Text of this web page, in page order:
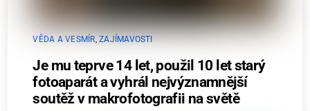
VĚDA A VESMÍR,ZAJÍMAVOSTI
Je mu teprve 14 let, použil 10 let starý
fotoaparát a vyhrál nejvýznamnější
soutěž v makrofotografii na světě